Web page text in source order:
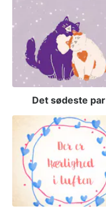
Det sødeste par